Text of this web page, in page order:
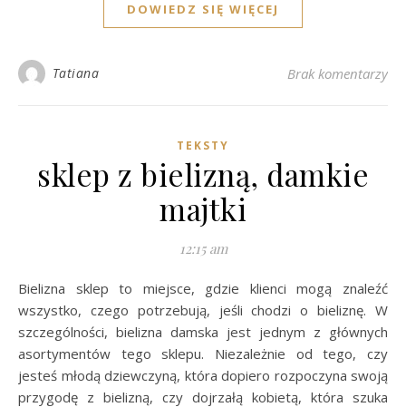
DOWIEDZ SIĘ WIĘCEJ
Tatiana Brak komentarzy
TEKSTY
sklep z bielizną, damkie
majtki
12:15 am
Bielizna sklep to miejsce, gdzie klienci mogą znaleźć
wszystko, czego potrzebują, jeśli chodzi o bieliznę. W
szczególności, bielizna damska jest jednym z głównych
asortymentów tego sklepu. Niezależnie od tego, czy
jesteś młodą dziewczyną, która dopiero rozpoczyna swoją
przygodę z bielizną, czy dojrzałą kobietą, która szuka